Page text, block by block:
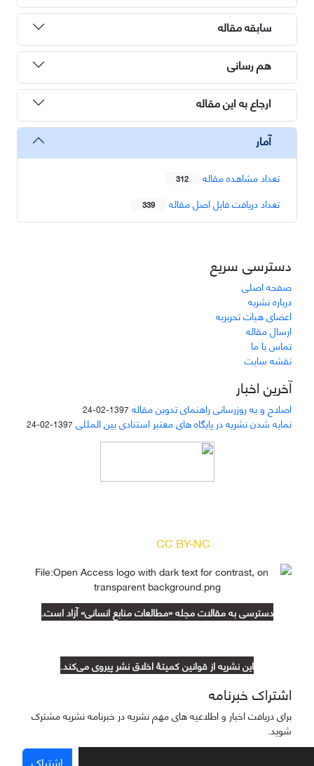
سابقه مقاله
هم رسانی
ارجاع به این مقاله
آمار
تعداد مشاهده مقاله 312
تعداد دریافت فایل اصل مقاله 339
دسترسی سریع
صفحه اصلی
درباره نشریه
اعضای هیات تحریریه
ارسال مقاله
تماس با ما
نقشه سایت
آخرین اخبار
اصلاح و به روزرسانی راهنمای تدوین مقاله 1397-02-24
نمایه شدن نشریه در پایگاه های معتبر استنادی بین المللی 1397-02-24
CC BY-NC
دسترسی به مقالات مجله «مطالعات منابع انسانی» آزاد است.
این نشریه از قوانین کمیتۀ اخلاق نشر پیروی می‌کند.
اشتراک خبرنامه
برای دریافت اخبار و اطلاعیه های مهم نشریه در خبرنامه نشریه مشترک
شوید.
اشتراک